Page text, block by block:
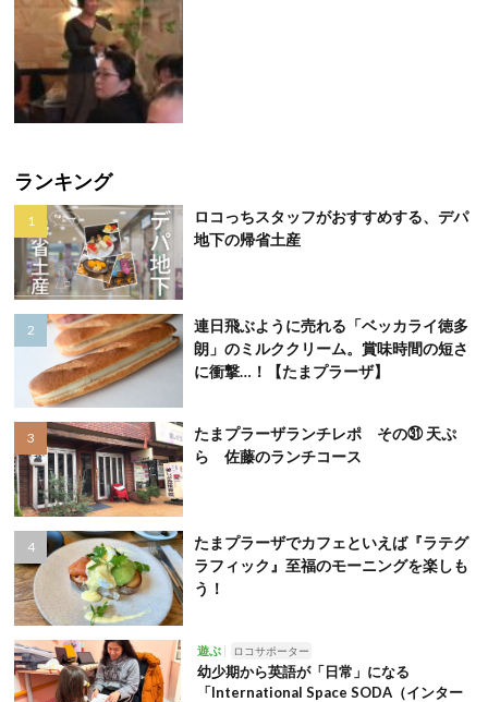
ランキング
ロコっちスタッフがおすすめする、デパ
地下の帰省土産
連日飛ぶように売れる「ベッカライ徳多
朗」のミルククリーム。賞味時間の短さ
に衝撃…！【たまプラーザ】
たまプラーザランチレポ その㉛ 天ぷ
ら 佐藤のランチコース
たまプラーザでカフェといえば『ラテグ
ラフィック』至福のモーニングを楽しも
う！
遊ぶ ロコサポーター
幼少期から英語が「日常」になる
「International Space SODA（インター